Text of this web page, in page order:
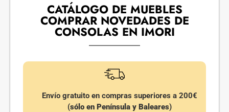
CATÁLOGO DE MUEBLES
COMPRAR NOVEDADES DE
CONSOLAS EN IMORI
Envío gratuito en compras superiores a 200€
(sólo en Península y Baleares)